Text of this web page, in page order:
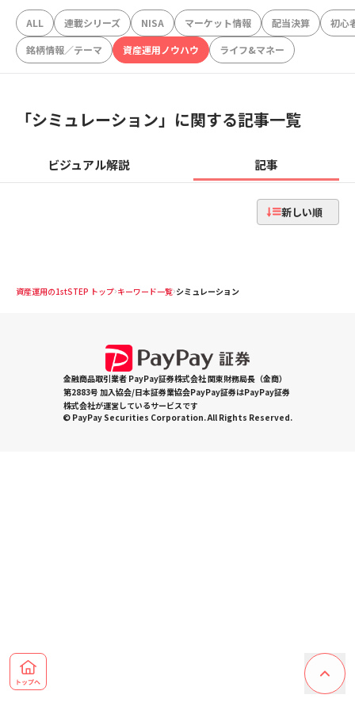
ALL 連載シリーズ NISA マーケット情報 配当決算
初心
銘柄情報／テーマ
資産運用ノウハウ ライフ&マネー
「シミュレーション」に関する記事一覧
ビジュアル解説 記事
新しい順
資産運用の1stSTEP トップ キーワード一覧 シミュレーション
金融商品取引業者 PayPay証券株式会社 関東財務局長（金商）
第2883号 加入協会/日本証券業協会PayPay証券はPayPay証券
株式会社が運営しているサービスです
© PayPay Securities Corporation. All Rights Reserved.